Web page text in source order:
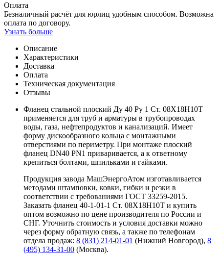
Оплата
Безналичный расчёт для юрлиц удобным способом. Возможна
оплата по договору.
Узнать больше
Описание
Характеристики
Доставка
Оплата
Техническая документация
Отзывы
Фланец стальной плоский Ду 40 Ру 1 Ст. 08Х18Н10Т
применяется для труб и арматуры в трубопроводах
воды, газа, нефтепродуктов и канализаций. Имеет
форму дискообразного кольца с монтажными
отверстиями по периметру. При монтаже плоский
фланец DN40 PN1 приваривается, а к ответному
крепиться болтами, шпильками и гайками.
Продукция завода МашЭнергоАтом изготавливается
методами штамповки, ковки, гибки и резки в
соответствии с требованиями ГОСТ 33259-2015.
Заказать фланец 40-1-01-1 Ст. 08Х18Н10Т и купить
оптом возможно по цене производителя по России и
СНГ. Уточнить стоимость и условия доставки можно
через форму обратную связь, а также по телефонам
отдела продаж: 8 (831) 214-01-01 (Нижний Новгород), 8
(495) 134-31-00 (Москва).